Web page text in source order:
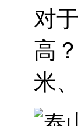
对
高
米